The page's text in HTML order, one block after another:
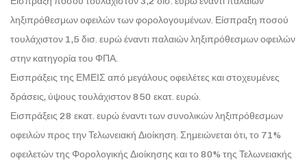
ληξιπρόθεσμων οφειλών των φορολογουμένων. Είσπραξη ποσού
τουλάχιστον 1,5 δισ. ευρώ έναντι παλαιών ληξιπρόθεσμων οφειλών
στην κατηγορία του ΦΠΑ.
Εισπράξεις της ΕΜΕΙΣ από μεγάλους οφειλέτες και στοχευμένες
δράσεις, ύψους τουλάχιστον 850 εκατ. ευρώ.
Εισπράξεις 28 εκατ. ευρώ έναντι των συνολικών ληξιπρόθεσμων
οφειλών προς την Τελωνειακή Διοίκηση. Σημειώνεται ότι, το 71%
οφειλετών της Φορολογικής Διοίκησης και το 80% της Τελωνειακής